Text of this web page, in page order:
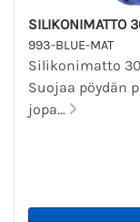
SILIKONIMATTO
993-BLUE-MAT
Silikonimatto
Suojaa pöydän
jopa...